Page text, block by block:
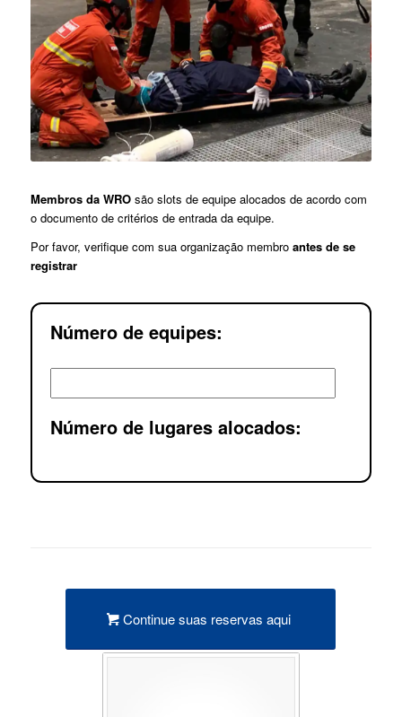
Membros da WROsão slots de equipe alocados de acordo com
o documento de critérios de entrada da equipe.
Por favor, verifique com sua organização membro antes de se
registrar
Número de equipes:
Número de lugares alocados:
Continue suas reservas aqui